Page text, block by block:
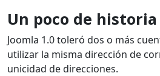
Un poco de historia
Joomla 1.0 toleró dos o más
utilizar la misma dirección de
unicidad de direcciones.